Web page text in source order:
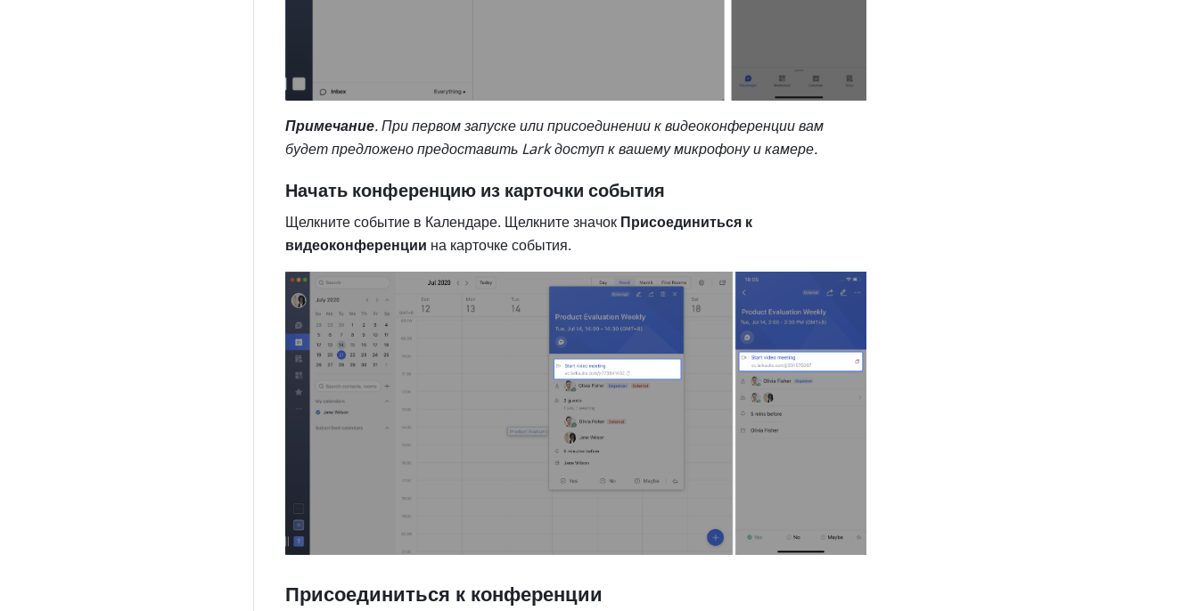
Примечание. При первом запуске или присоединении к видеоконференции вам
будет предложено предоставить Lark доступ к вашему микрофону и камере.
Начать конференцию из карточки события
Щелкните событие в Календаре. Щелкните значок Присоединиться к
видеоконференции на карточке события.
Присоединиться к конференции